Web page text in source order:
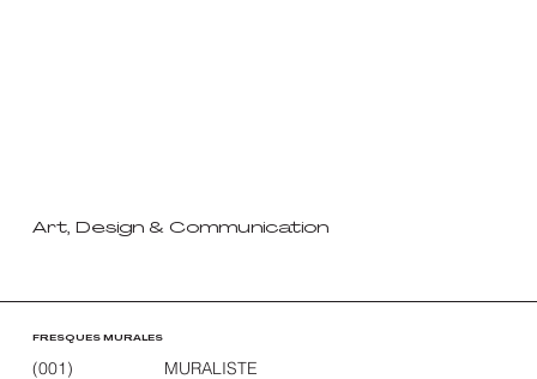
Art, Design & Communication
FRESQUES MURALES
(001) MURALISTE